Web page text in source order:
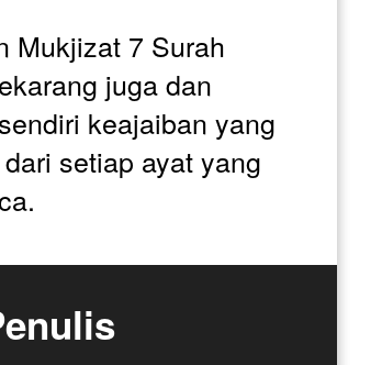
Mukjizat 7 Surah
juga dan
keajaiban yang
setiap ayat yang